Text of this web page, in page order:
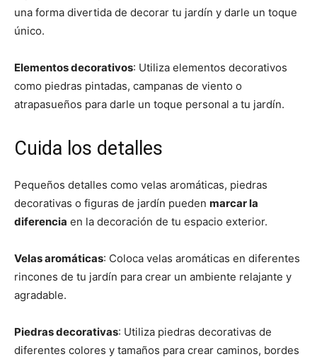
una forma divertida de decorar tu jardín y darle un toque
único.
Elementos decorativos: Utiliza elementos decorativos
como piedras pintadas, campanas de viento o
atrapasueños para darle un toque personal a tu jardín.
Cuida los detalles
Pequeños detalles como velas aromáticas, piedras
decorativas o figuras de jardín pueden marcar la
diferencia en la decoración de tu espacio exterior.
Velas aromáticas: Coloca velas aromáticas en diferentes
rincones de tu jardín para crear un ambiente relajante y
agradable.
Piedras decorativas: Utiliza piedras decorativas de
diferentes colores y tamaños para crear caminos, bordes